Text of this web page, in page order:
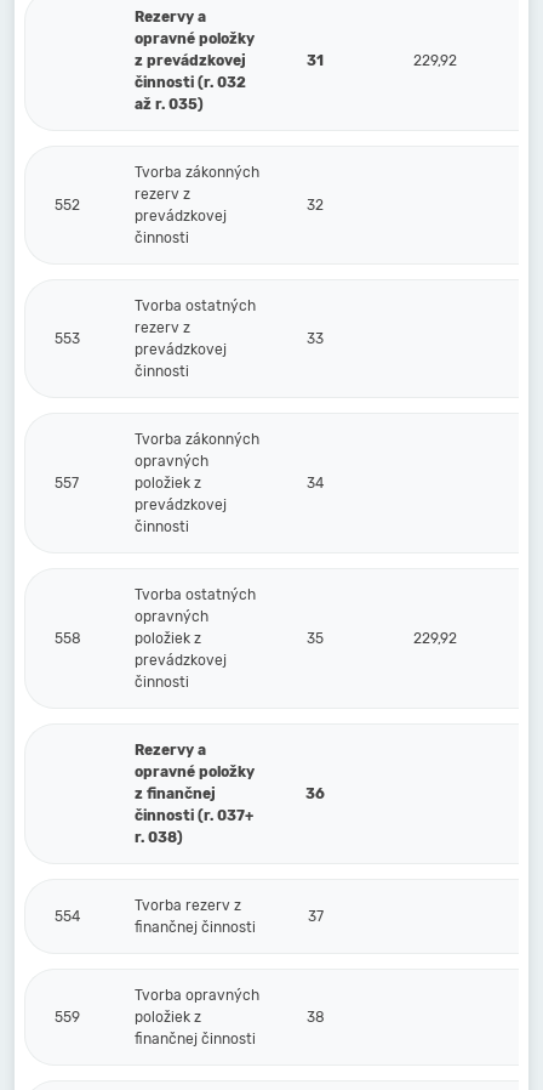
Rezervy a
opravné položky
z prevádzkovej
činnosti (r. 032
až r. 035)
31 229,92
552
Tvorba zákonných
rezerv z
prevádzkovej
činnosti
32
553
Tvorba ostatných
rezerv z
prevádzkovej
činnosti
33
557
Tvorba zákonných
opravných
položiek z
prevádzkovej
činnosti
34
558
Tvorba ostatných
opravných
položiek z
prevádzkovej
činnosti
35 229,92
Rezervy a
opravné položky
z finančnej
činnosti (r. 037+
r. 038)
36
554
Tvorba rezerv z
finančnej činnosti
37
559
Tvorba opravných
položiek z
finančnej činnosti
38